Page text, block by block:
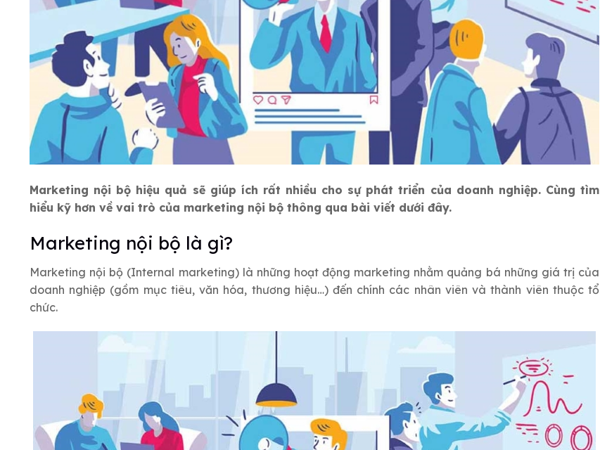
Marketing nội bộ hiệu quả sẽ giúp ích rất nhiều cho sự phát triển của doanh nghiệp. Cùng tìm
hiểu kỹ hơn về vai trò của marketing nội bộ thông qua bài viết dưới đây.
Marketing nội bộ là gì?
Marketing nội bộ (Internal marketing) là những hoạt động marketing nhằm quảng bá những giá trị của
doanh nghiệp (gồm mục tiêu, văn hóa, thương hiệu…) đến chính các nhân viên và thành viên thuộc tổ
chức.